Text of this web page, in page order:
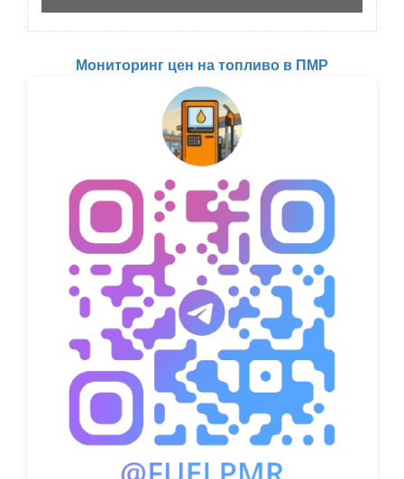
Мониторинг цен на топливо в ПМР